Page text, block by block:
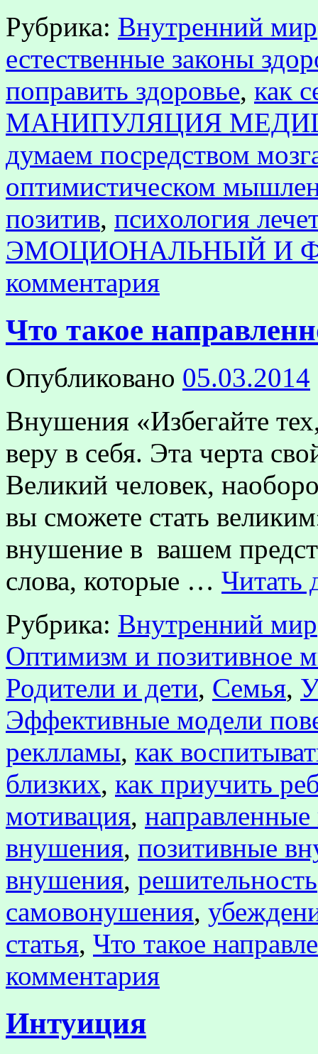
Рубрика: Внутренний мир
естественные законы
поправить здоровье, как
МАНИПУЛЯЦИЯ
думаем посредством
оптимистическом
позитив, психология лечет
ЭМОЦИОНАЛЬНЫЙ И
комментария
Что такое
Опубликовано 05.03.2014
Внушения «Избегайте
веру в себя. Эта черта
Великий человек,
вы сможете стать
внушение в вашем
слова, которые … Читать
Рубрика: Внутренний мир
Оптимизм и позитивное
Родители и дети, Семья,
Эффективные модели
реклламы, как
близких, как приучить
мотивация,
внушения, позитивные
внушения, решительность
самовонушения,
статья, Что такое
комментария
Интуиция